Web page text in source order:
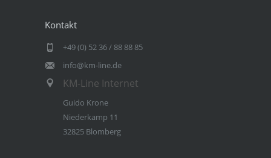
Kontakt
+49 (0) 52 36 / 88 88 85
info@km-line.de
KM-Line Internet
Guido Krone
Niederkamp 11
32825 Blomberg